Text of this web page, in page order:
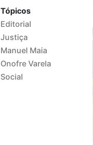
Tópicos
Editorial
Justiça
Manuel Maia
Onofre Varela
Social